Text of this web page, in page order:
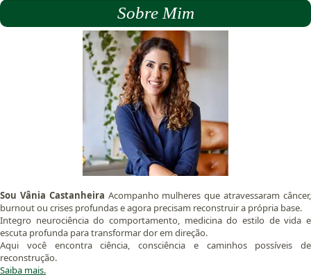
Sobre Mim
Sou Vânia Castanheira Acompanho mulheres que atravessaram câncer,
burnout ou crises profundas e agora precisam reconstruir a própria base.
Integro neurociência do comportamento, medicina do estilo de vida e
escuta profunda para transformar dor em direção.
Aqui você encontra ciência, consciência e caminhos possíveis de
reconstrução.
Saiba mais.